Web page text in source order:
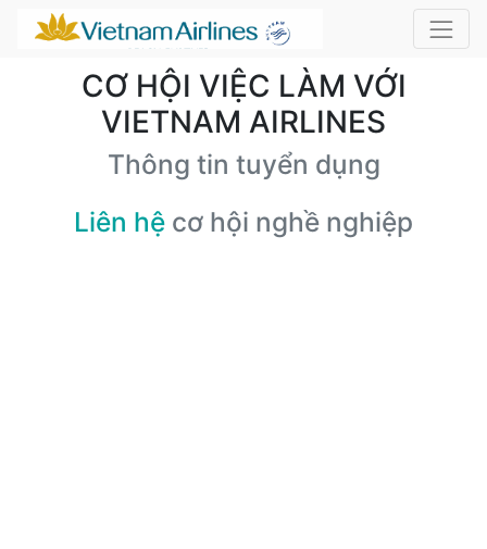
CƠ HỘI VIỆC LÀM VỚI
VIETNAM AIRLINES
Thông tin tuyển dụng
Liên hệ cơ hội nghề nghiệp